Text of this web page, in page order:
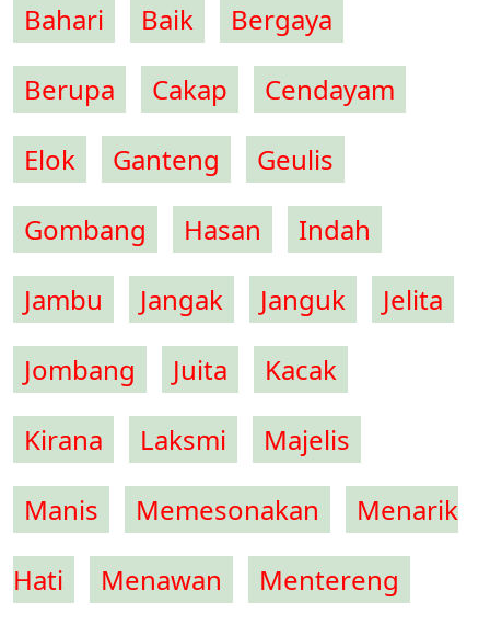
Bahari
Baik
Bergaya
Berupa
Cakap
Cendayam
Elok
Ganteng
Geulis
Gombang
Hasan
Indah
Jambu
Jangak Janguk
Jelita
Jombang
Juita
Kacak
Kirana
Laksmi
Majelis
Manis
Memesonakan
Menarik
Hati
Menawan Mentereng